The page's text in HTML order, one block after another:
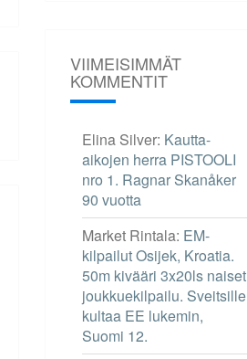
VIIMEISIMMÄT
KOMMENTIT
Elina Silver: Kautta-
aikojen herra PISTOOLI
nro 1. Ragnar Skanåker
90 vuotta
Market Rintala: EM-
kilpailut Osijek, Kroatia.
50m kivääri 3x20ls naiset
joukkuekilpailu. Sveitsille
kultaa EE lukemin,
Suomi 12.